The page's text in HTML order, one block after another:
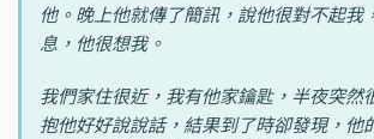
他。晚上他就傳了簡訊，說他很對不起我
息，他很想我。
我們家住很近，我有他家鑰匙，半夜突然
抱他好好說說話，結果到了時卻發現，他